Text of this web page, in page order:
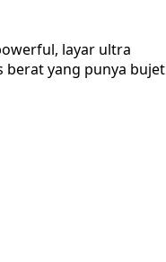
layar ultra
berat yang punya bujet